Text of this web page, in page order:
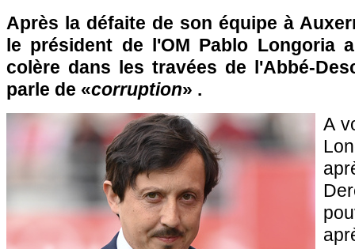
Après la défaite de son équipe à
le président de l'OM Pablo Longoria
colère dans les travées de l'Abbé-
parle de «corruption» .
A